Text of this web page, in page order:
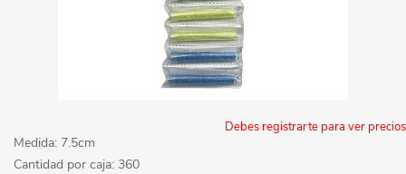
Debes registrarte para ver precios
Medida: 7.5cm
Cantidad por caja: 360